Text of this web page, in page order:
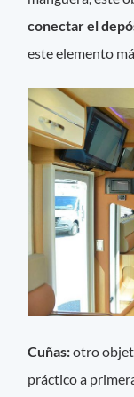
conectar el
este elemento
Cuñas:otro
práctico a